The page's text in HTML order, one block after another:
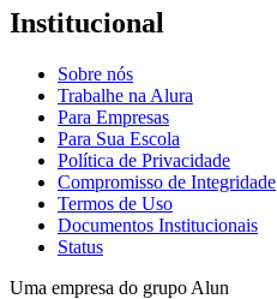
Institucional
Sobre nós
Trabalhe na Alura
Para Empresas
Para Sua Escola
Política de Privacidade
Compromisso de Integridade
Termos de Uso
Documentos Institucionais
Status
Uma empresa do grupo Alun